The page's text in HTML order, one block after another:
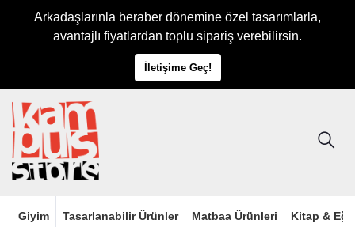
Arkadaşlarınla beraber dönemine özel tasarımlarla,
avantajlı fiyatlardan toplu sipariş verebilirsin.
İletişime Geç!
Giyim Tasarlanabilir Ürünler Matbaa Ürünleri Kitap &